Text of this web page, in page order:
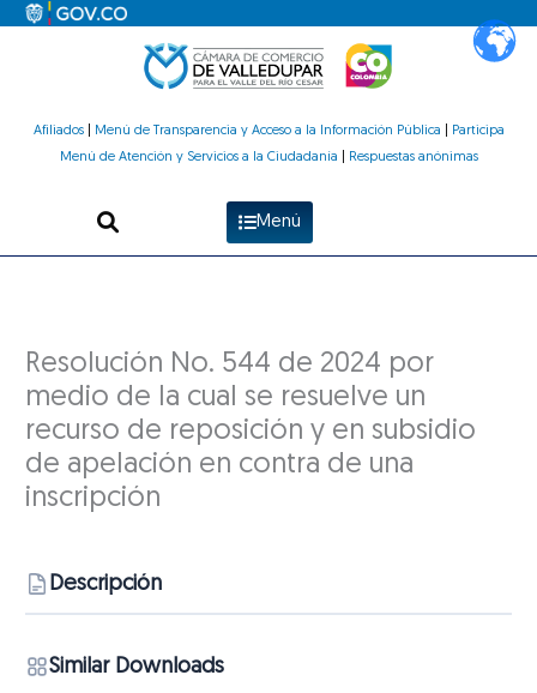
Afiliados| Menú de Transparencia y Acceso a la Información Pública
Participa
Menú de Atención y Servicios a la Ciudadanía
Respuestas anónimas
Menú
Resolución No. 544 de 2024 por
medio de la cual se resuelve un
recurso de reposición y en subsidio
de apelación en contra de una
inscripción
Descripción
Similar Downloads